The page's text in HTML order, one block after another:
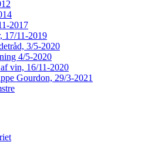
2017
17/11-2019
3/5-2020
4/5-2020
vin, 16/11-2020
Gourdon, 29/3-2021